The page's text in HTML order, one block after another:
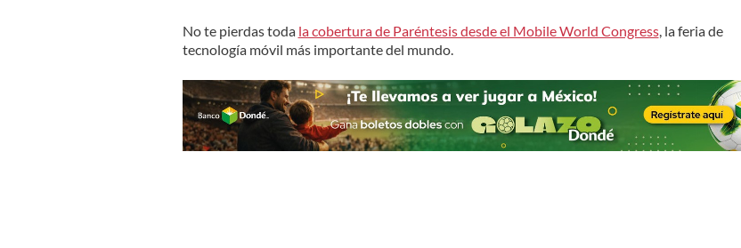
No te pierdas toda la cobertura de Paréntesis desde el Mobile World Congress, la feria de
tecnología móvil más importante del mundo.